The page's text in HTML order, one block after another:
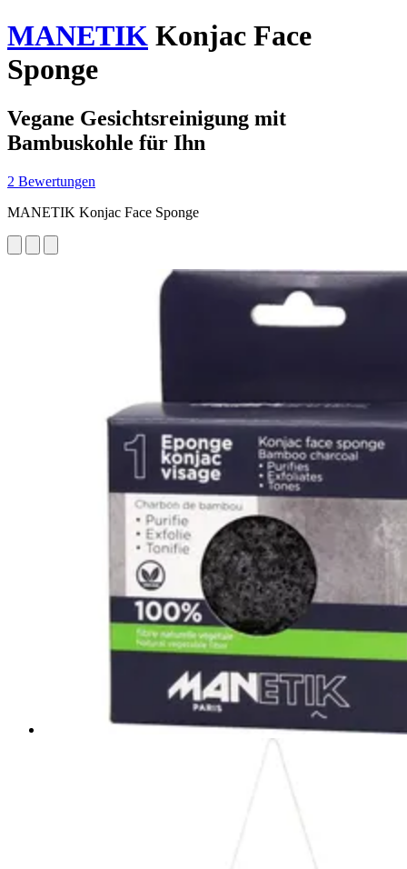
MANETIK Konjac Face
Sponge
Vegane Gesichtsreinigung mit
Bambuskohle für Ihn
2 Bewertungen
MANETIK Konjac Face Sponge